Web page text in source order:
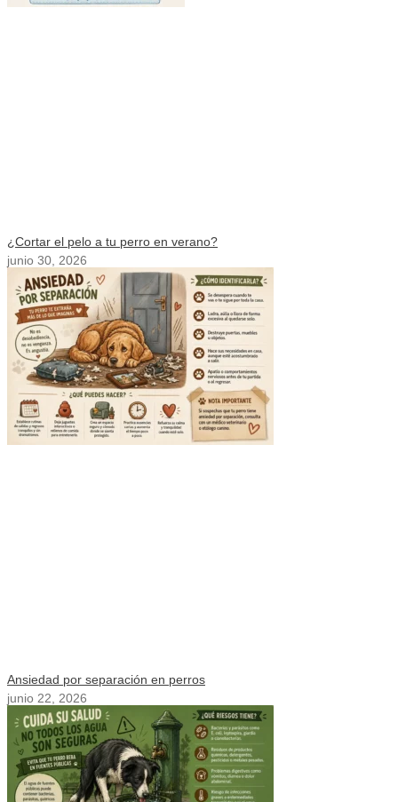
¿Cortar el pelo a tu perro en verano?
junio 30, 2026
Ansiedad por separación en perros
junio 22, 2026